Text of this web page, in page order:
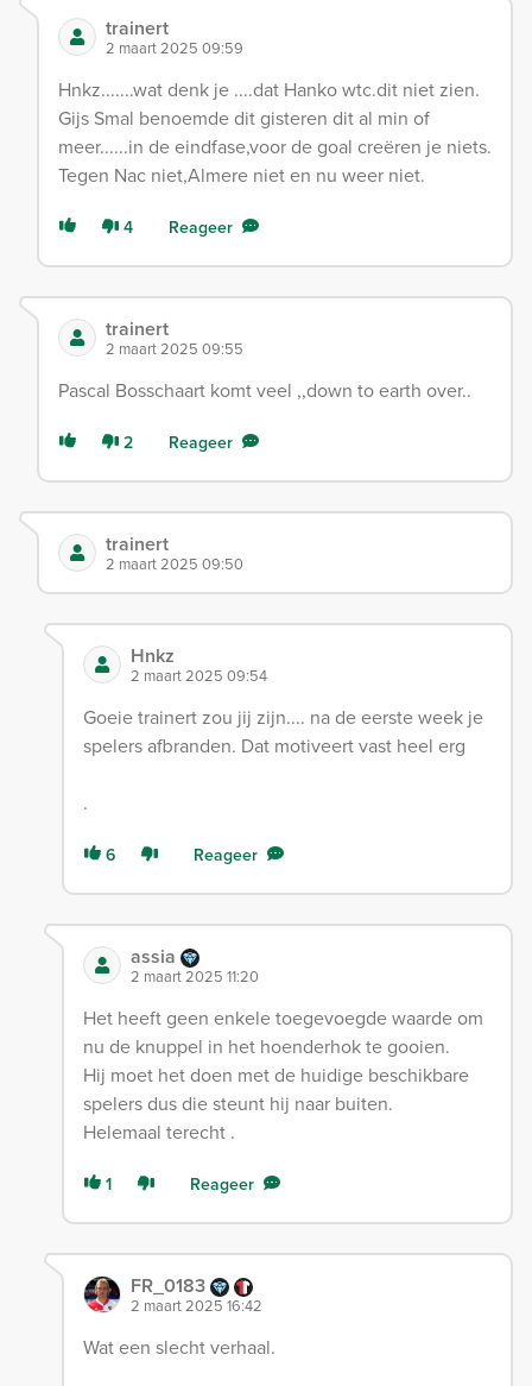
trainert
2 maart 2025 09:59
Hnkz.......wat denk je ....dat Hanko wtc.dit niet zien.
Gijs Smal benoemde dit gisteren dit al min of
meer......in de eindfase,voor de goal creëren je niets.
Tegen Nac niet,Almere niet en nu weer niet.
4 Reageer
trainert
2 maart 2025 09:55
Pascal Bosschaart komt veel ,,down to earth over..
2 Reageer
trainert
2 maart 2025 09:50
Hnkz
2 maart 2025 09:54
Goeie trainert zou jij zijn.... na de eerste week je
spelers afbranden. Dat motiveert vast heel erg
.
6 Reageer
assia
2 maart 2025 11:20
Het heeft geen enkele toegevoegde waarde om
nu de knuppel in het hoenderhok te gooien.
Hij moet het doen met de huidige beschikbare
spelers dus die steunt hij naar buiten.
Helemaal terecht .
1 Reageer
FR_0183
2 maart 2025 16:42
Wat een slecht verhaal.